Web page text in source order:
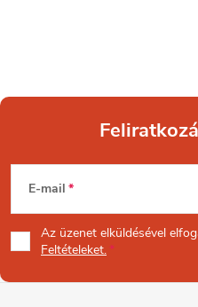
L
á
b
E-mail
Az üzenet elküldésével
Feltételeket.